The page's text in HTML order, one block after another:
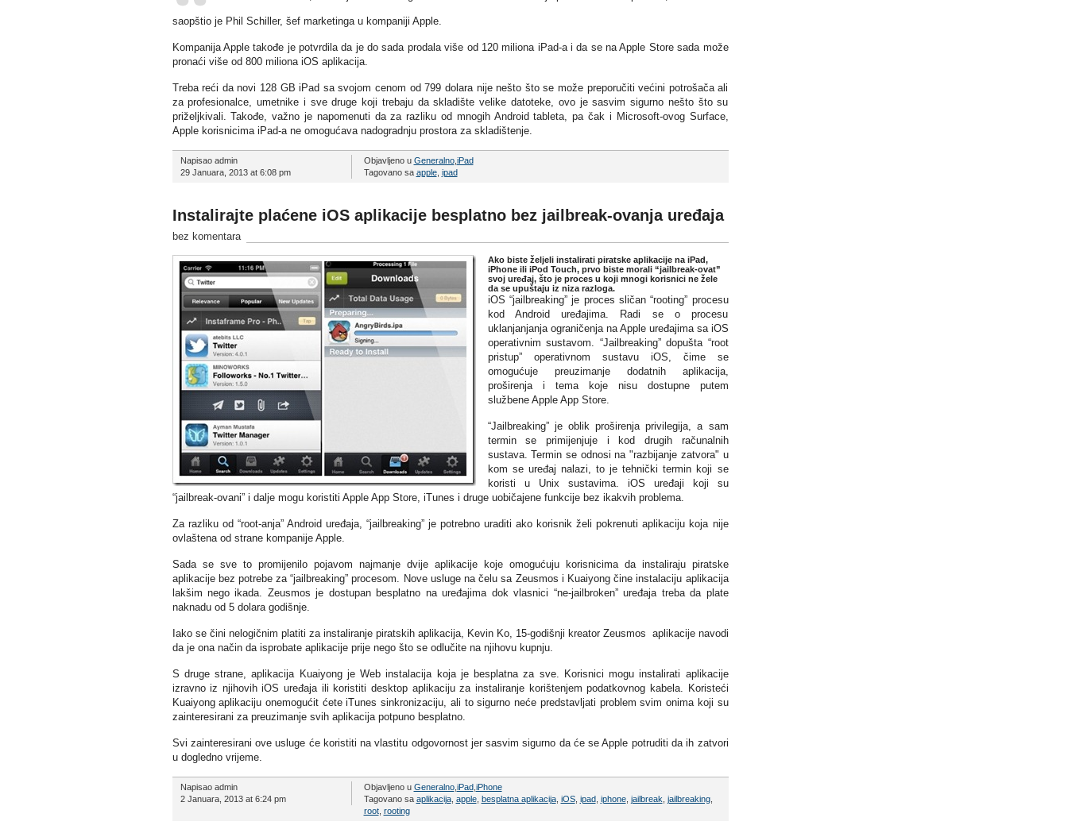
saopštio je Phil Schiller, šef marketinga u kompaniji Apple.
Kompanija Apple takođe je potvrdila da je do sada prodala više od 120 miliona iPad-a i da se na Apple Store sada može
pronaći više od 800 miliona iOS aplikacija.
Treba reći da novi 128 GB iPad sa svojom cenom od 799 dolara nije nešto što se može preporučiti većini potrošača ali
za profesionalce, umetnike i sve druge koji trebaju da skladište velike datoteke, ovo je sasvim sigurno nešto što su
priželjkivali. Takođe, važno je napomenuti da za razliku od mnogih Android tableta, pa čak i Microsoft-ovog Surface,
Apple korisnicima iPad-a ne omogućava nadogradnju prostora za skladištenje.
Napisao admin
29 Januara, 2013 at 6:08 pm
Objavljeno u Generalno, iPad
Tagovano sa apple, ipad
Instalirajte plaćene iOS aplikacije besplatno bez jailbreak-ovanja uređaja
bez komentara
Ako biste željeli instalirati piratske aplikacije na iPad,
iPhone ili iPod Touch, prvo biste morali “jailbreak-ovat”
svoj uređaj, što je proces u koji mnogi korisnici ne žele
da se upuštaju iz niza razloga.
iOS “jailbreaking” je proces sličan “rooting” procesu
kod Android uređajima. Radi se o procesu
uklanjanjanja ograničenja na Apple uređajima sa iOS
operativnim sustavom. “Jailbreaking” dopušta “root
pristup” operativnom sustavu iOS, čime se
omogućuje preuzimanje dodatnih aplikacija,
proširenja i tema koje nisu dostupne putem
službene Apple App Store.
“Jailbreaking” je oblik proširenja privilegija, a sam
termin se primijenjuje i kod drugih računalnih
sustava. Termin se odnosi na "razbijanje zatvora" u
kom se uređaj nalazi, to je tehnički termin koji se
koristi u Unix sustavima. iOS uređaji koji su
“jailbreak-ovani” i dalje mogu koristiti Apple App Store, iTunes i druge uobičajene funkcije bez ikakvih problema.
Za razliku od “root-anja” Android uređajа, “јailbreaking” je potrebno uraditi ako korisnik želi pokrenuti aplikaciju koja nije
ovlaštena od strane kompanije Apple.
Sada se sve to promijenilo pojavom najmanje dvije aplikacije koje omogućuju korisnicima da instaliraju piratske
aplikacije bez potrebe za “јailbreaking” procesom. Nove usluge na čelu sa Zeusmos i Kuaiyong čine instalaciju aplikacija
lakšim nego ikada. Zeusmos je dostupan besplatno na uređajima dok vlasnici “ne-jailbroken” uređaja treba da plate
naknadu od 5 dolara godišnje.
Iako se čini nelogičnim platiti za instaliranje piratskih aplikacija, Kevin Ko, 15-godišnji kreator Zeusmos aplikacije navodi
da je ona način da isprobate aplikacije prije nego što se odlučite na njihovu kupnju.
S druge strane, aplikacija Kuaiyong je Web instalacija koja je besplatna za sve. Korisnici mogu instalirati aplikacije
izravno iz njihovih iOS uređaja ili koristiti desktop aplikaciju za instaliranje korištenjem podatkovnog kabela. Koristeći
Kuaiyong aplikaciju onemogućit ćete iTunes sinkronizaciju, ali to sigurno neće predstavljati problem svim onima koji su
zainteresirani za preuzimanje svih aplikacija potpuno besplatno.
Svi zainteresirani ove usluge će koristiti na vlastitu odgovornost jer sasvim sigurno da će se Apple potruditi da ih zatvori
u dogledno vrijeme.
Napisao admin
2 Januara, 2013 at 6:24 pm
Objavljeno u Generalno, iPad, iPhone
Tagovano sa aplikacija, apple, besplatna aplikacija, iOS, ipad, iphone, jailbreak jailbreaking,
root, rooting